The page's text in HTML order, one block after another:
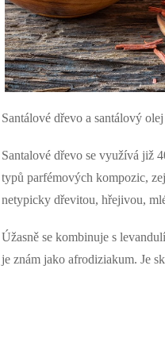
c
í
p
r
v
k
y
v
ý
Santálové dřevo a santálový olej
Santalové dřevo se využívá již
typů parfémových kompozic,
netypicky dřevitou, hřejivou,
Úžasně se kombinuje s
je znám jako afrodiziakum. Je